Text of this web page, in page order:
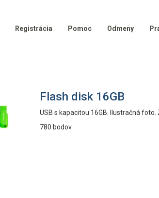
Registrácia Pomoc Odmeny
Flash disk 16GB
USB s kapacitou 16GB. Ilustračná foto.
780 bodov